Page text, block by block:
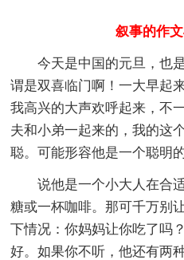
叙事的作
今天是中国的元旦，也
谓是双喜临门啊！一大早起
我高兴的大声欢呼起来，不
夫和小弟一起来的，我的这
聪。可能形容他是一个聪明
说他是一个小大人在合
糖或一杯咖啡。那可千万别
下情况：你妈妈让你吃了吗
好。如果你不听，他还有两